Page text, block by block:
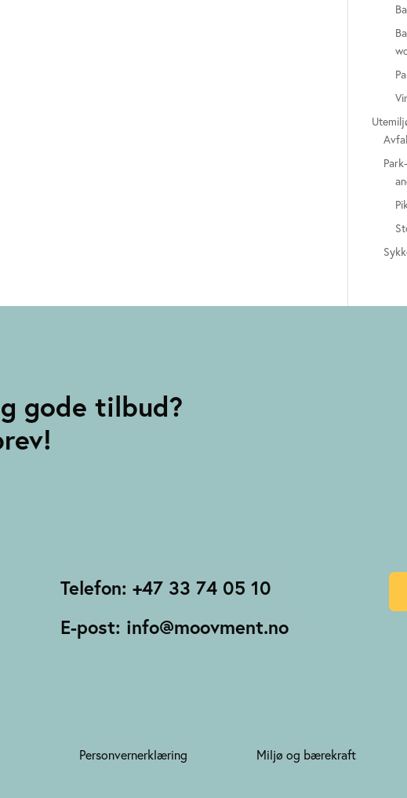
gode tilbud?
Telefon: +47 33 74 05 10
E-post: info@moovment.no
Personvernerklæring Miljø og bærekraft